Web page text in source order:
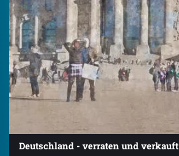
Deutschland - verraten und verkauft